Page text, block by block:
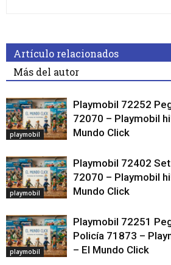
Artículo relacionados
Más del autor
playmobil
Playmobil 72252
72070 – Playmobil
Mundo Click
playmobil
Playmobil 72402
72070 – Playmobil
Mundo Click
playmobil
Playmobil 72251
Policía 71873 –
– El Mundo Click